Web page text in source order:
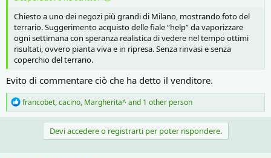
Chiesto a uno dei negozi più grandi di Milano, mostrando foto del
terrario. Suggerimento acquisto delle fiale “help” da vaporizzare
ogni settimana con speranza realistica di vedere nel tempo ottimi
risultati, ovvero pianta viva e in ripresa. Senza rinvasi e senza
coperchio del terrario.
Evito di commentare ciò che ha detto il venditore.
R
e
a
francobet,cacino, Margherita^and 1 other person
Devi accedere o registrarti per poter rispondere.